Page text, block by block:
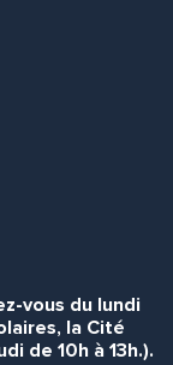
vous du lundi
la Cité
de 10h à 13h.).